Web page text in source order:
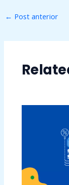
← Post anterior